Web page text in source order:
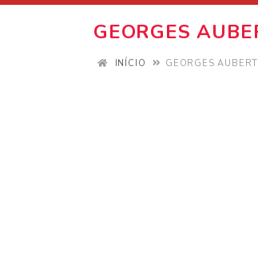
GEORGES
INÍCIO GEORGES AUBERT